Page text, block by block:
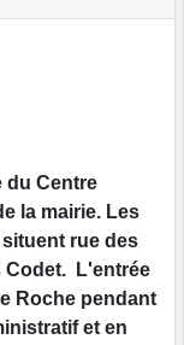
du Centre
la mairie. Les
rue des
Codet.
L'entrée
Roche pendant
et en